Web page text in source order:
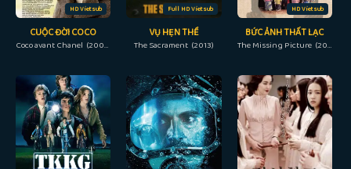
HD Vietsub
CUỘC ĐỜI COCO
Coco avant Chanel (2009)
Full HD Vietsub
VỤ HẸN THỀ
The Sacrament (2013)
HD Vietsub
BỨC ẢNH THẤT LẠC
The Missing Picture (2013)